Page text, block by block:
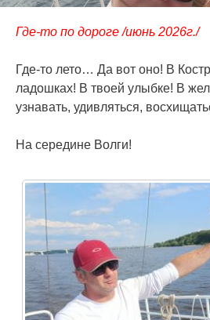
Где-то по дороге /июнь 2026г./
Где-то лето… Да вот оно! В
ладошках! В твоей улыбке! В
узнавать, удивляться,
На середине Волги!